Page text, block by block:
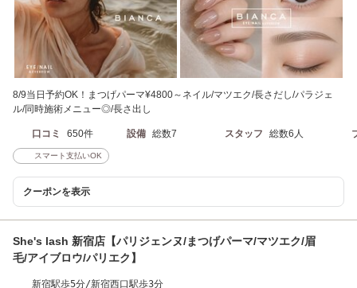
8/9当日予約OK！まつげパーマ¥4800～ネイル/マツエク/長さだし/パラジェ
ル/同時施術メニュー◎/長さ出し
口コミ 650件 設備 総数7 スタッフ 総数6人
スマート支払いOK
クーポンを表示
She's lash 新宿店【パリジェンヌ/まつげパーマ/マツエク/眉
毛/アイブロウ/パリエク】
新宿駅歩5分/新宿西口駅歩3分